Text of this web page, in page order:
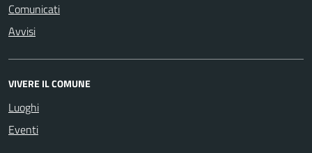
Comunicati
Avvisi
VIVERE IL COMUNE
Luoghi
Eventi